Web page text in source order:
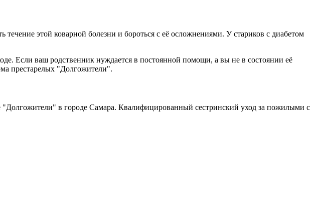
этой коварной болезни и бороться с её осложнениями. У стариков с диабетом
Если ваш родственник нуждается в постоянной помощи, а вы не в состоянии её
престарелых "Долгожители".
в городе Самара. Квалифицированный сестринский уход за пожилыми с